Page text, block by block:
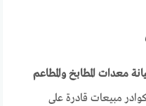
معدات المطابخ والمطاعم
مبيعات قادرة على